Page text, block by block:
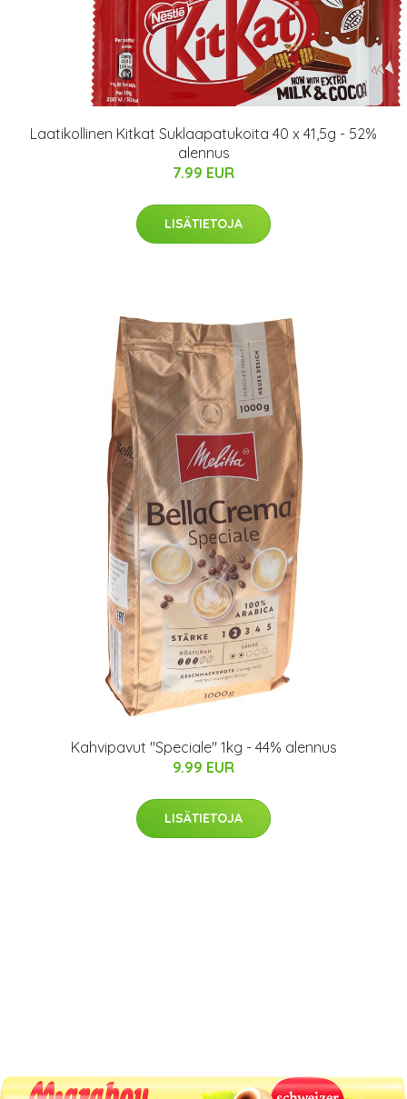
Laatikollinen Kitkat Suklaapatukoita 40 x 41,5g - 52%
alennus
7.99 EUR
LISÄTIETOJA
Kahvipavut "Speciale" 1kg - 44% alennus
9.99 EUR
LISÄTIETOJA